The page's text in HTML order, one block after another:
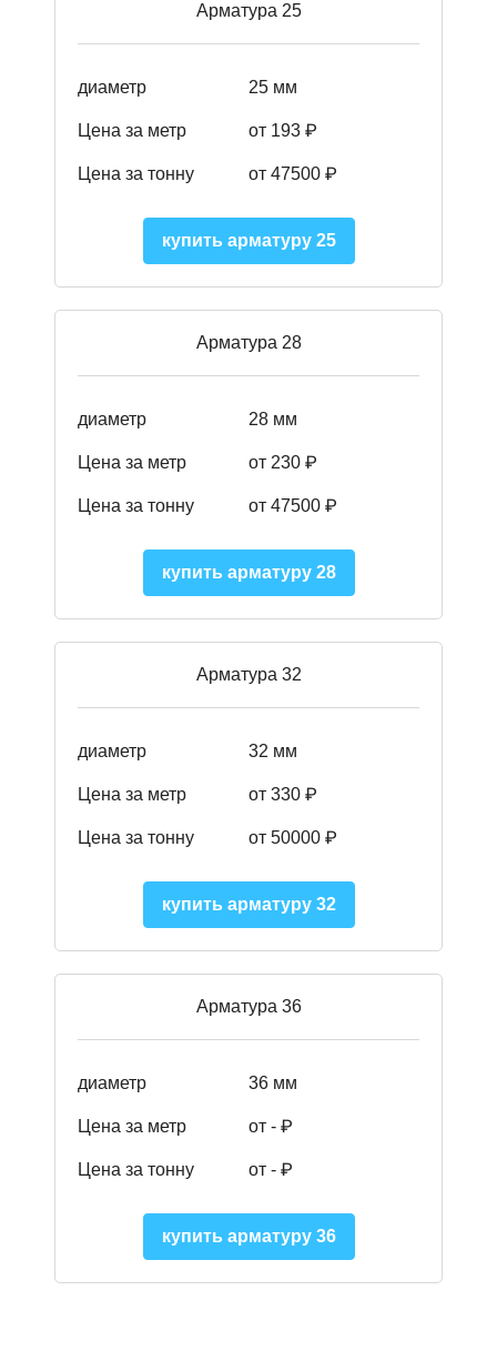
Арматура 25
диаметр 25 мм
Цена за метр от 193 ₽
Цена за тонну от 47500 ₽
купить арматуру 25
Арматура 28
диаметр 28 мм
Цена за метр от 230 ₽
Цена за тонну от 47500 ₽
купить арматуру 28
Арматура 32
диаметр 32 мм
Цена за метр от 330 ₽
Цена за тонну от 50000 ₽
купить арматуру 32
Арматура 36
диаметр 36 мм
Цена за метр от - ₽
Цена за тонну от - ₽
купить арматуру 36